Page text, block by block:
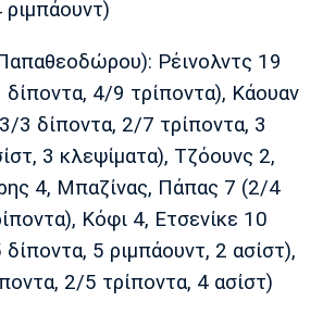
Ρέινολντς 19
4/9 τρίποντα), Κάουαν
3 δίποντα, 2/7 τρίποντα, 3
3 κλεψίματα), Τζόουνς 2,
4, Μπαζίνας, Πάπας 7 (2/4
Κόφι 4, Ετσενίκε 10
5 ριμπάουντ, 2 ασίστ),
2/5 τρίποντα, 4 ασίστ)